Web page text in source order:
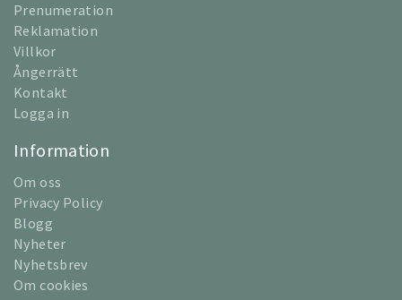
Prenumeration
Reklamation
Villkor
Ångerrätt
Kontakt
Logga in
Information
Om oss
Privacy Policy
Blogg
Nyheter
Nyhetsbrev
Om cookies